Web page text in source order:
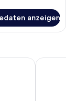
anzeigen